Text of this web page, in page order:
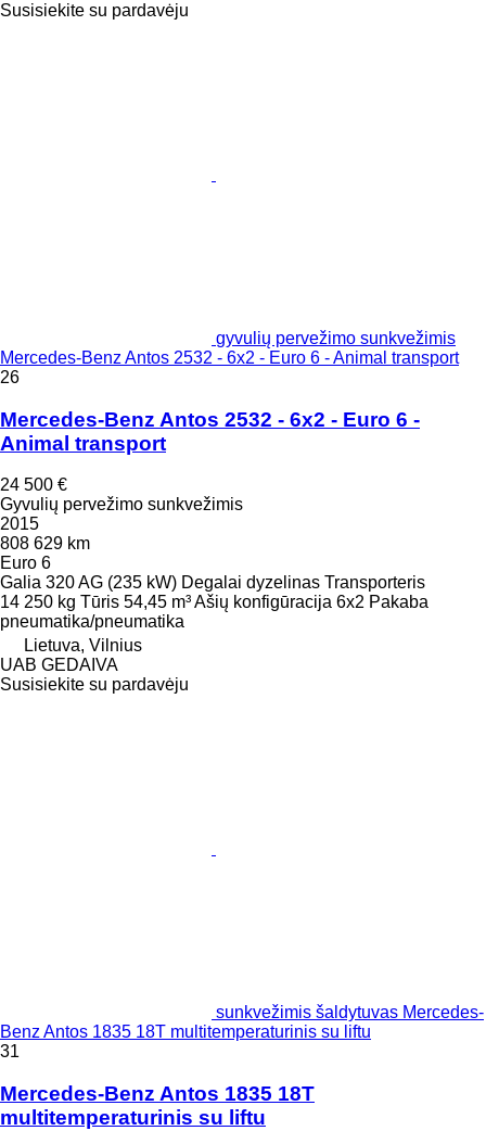
Susisiekite su pardavėju
gyvulių pervežimo sunkvežimis
Mercedes-Benz Antos 2532 - 6x2 - Euro 6 - Animal transport
26
Mercedes-Benz Antos 2532 - 6x2 - Euro 6 -
Animal transport
24 500 €
Gyvulių pervežimo sunkvežimis
2015
808 629 km
Euro 6
Galia 320 AG (235 kW) Degalai dyzelinas Transporteris
14 250 kg Tūris 54,45 m³Ašių konfigūracija 6x2 Pakaba
pneumatika/pneumatika
Lietuva, Vilnius
UAB GEDAIVA
Susisiekite su pardavėju
sunkvežimis šaldytuvas Mercedes-
Benz Antos 1835 18T multitemperaturinis su liftu
31
Mercedes-Benz Antos 1835 18T
multitemperaturinis su liftu